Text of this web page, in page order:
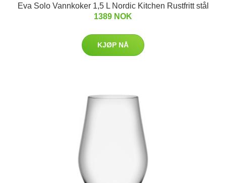
Eva Solo Vannkoker 1,5 L Nordic Kitchen Rustfritt stål
1389 NOK
KJØP NÅ